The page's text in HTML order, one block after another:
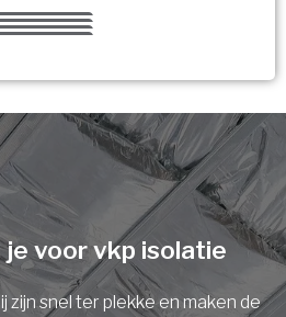
mogelijk
voor
in en ontvang nu direct uw
per mail.
je voor vkp isolatie
zijn snel ter plekke en maken de